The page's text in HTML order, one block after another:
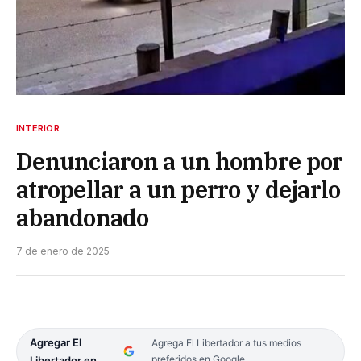
INTERIOR
Denunciaron a un hombre por
atropellar a un perro y dejarlo
abandonado
7 de enero de 2025
Agregar El
Agrega El Libertador a tus medios